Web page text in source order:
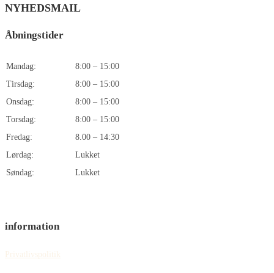
NYHEDSMAIL
Åbningstider
Mandag:
8:00 – 15:00
Tirsdag:
8:00 – 15:00
Onsdag:
8:00 – 15:00
Torsdag:
8:00 – 15:00
Fredag:
8.00 – 14:30
Lørdag:
Lukket
Søndag:
Lukket
information
Privatlivspolitik